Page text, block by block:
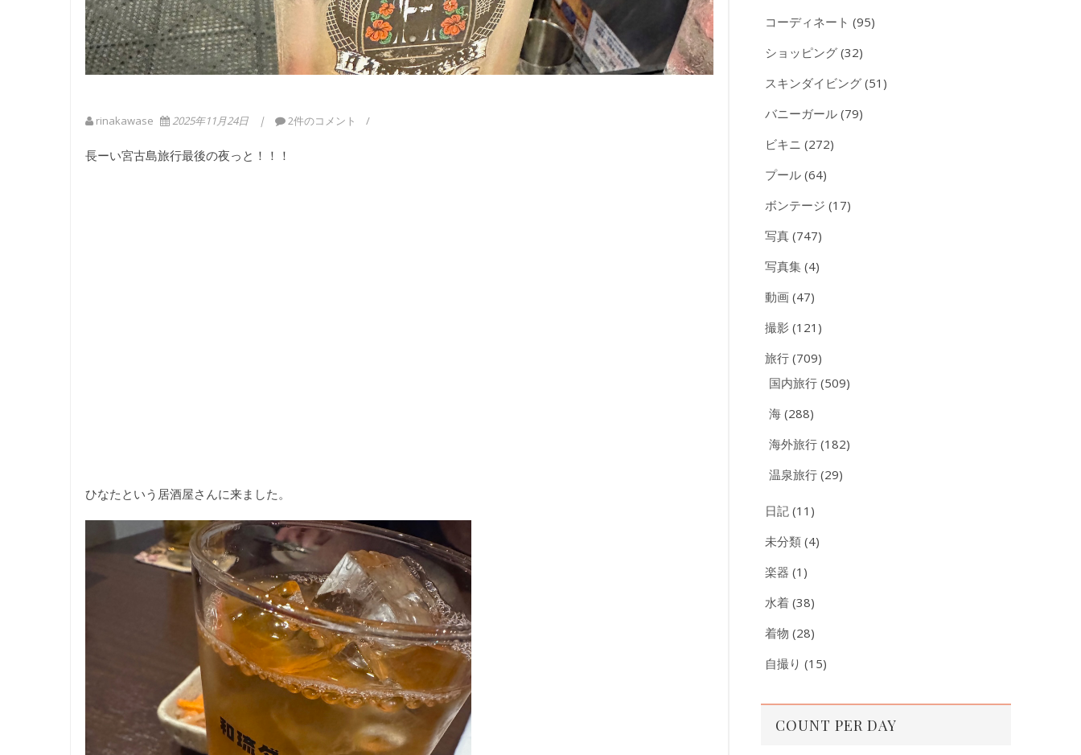
rinakawase 2025年11月24日 2件のコメント
長ーい宮古島旅行最後の夜っと！！！
ひなたという居酒屋さんに来ました。
コーディネート (95)
ショッピング (32)
スキンダイビング (51)
バニーガール (79)
ビキニ (272)
プール (64)
ボンテージ (17)
写真 (747)
写真集 (4)
動画 (47)
撮影 (121)
旅行 (709)
国内旅行 (509)
海 (288)
海外旅行 (182)
温泉旅行 (29)
日記 (11)
未分類 (4)
楽器 (1)
水着 (38)
着物 (28)
自撮り (15)
COUNT PER DAY